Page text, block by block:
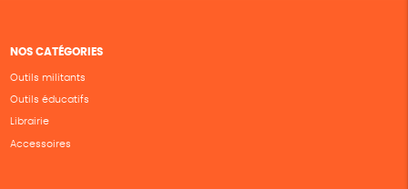
NOS CATÉGORIES
Outils militants
Outils éducatifs
Librairie
Accessoires